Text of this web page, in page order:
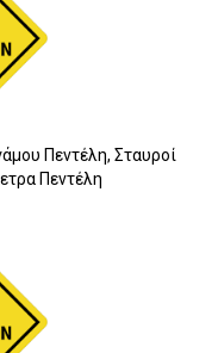
Πεντέλη, Σταυροί
Πεντέλη